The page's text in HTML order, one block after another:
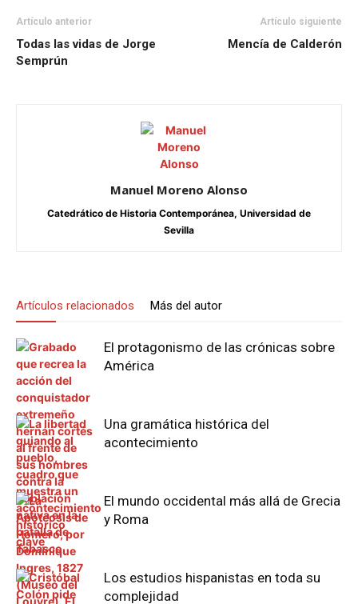
Artículo anterior
Todas las vidas de Jorge
Semprún
Artículo siguiente
Mencía de Calderón
Manuel Moreno Alonso
Catedrático de Historia Contemporánea, Universidad de
Sevilla
Artículos relacionados Más del autor
El protagonismo de las crónicas sobre
América
Una gramática histórica del
acontecimiento
El mundo occidental más allá de Grecia
y Roma
Los estudios hispanistas en toda su
complejidad